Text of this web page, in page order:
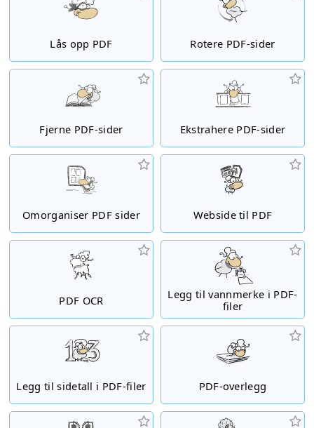
Lås opp PDF Rotere PDF-sider
Fjerne PDF-sider Ekstrahere PDF-sider
Omorganiser PDF sider Webside til PDF
PDF OCR
Legg til vannmerke i PDF-
filer
Legg til sidetall i PDF-filer PDF-overlegg